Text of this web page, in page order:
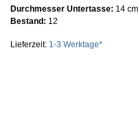
Durchmesser Untertasse: 14 cm
Bestand: 12
Lieferzeit: 1-3 Werktage*